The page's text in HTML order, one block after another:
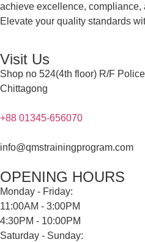
achieve excellence, compliance,
Elevate your quality standards
Visit Us
Shop no 524(4th floor) R/F
Chittagong
+88 01345-656070
info@qmstrainingprogram.com
OPENING HOURS
Monday - Friday:
11:00AM - 3:00PM
4:30PM - 10:00PM
Saturday - Sunday: